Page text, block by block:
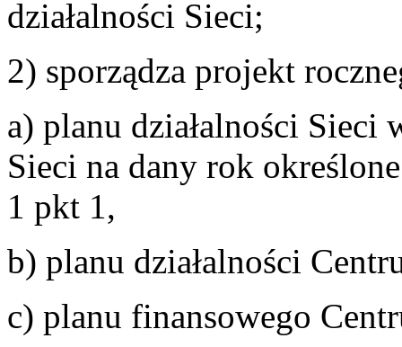
działalności Sieci;
2) sporządza projekt
a) planu działalności Sieci
Sieci na dany rok
1 pkt 1,
b) planu działalności
c) planu finansowego